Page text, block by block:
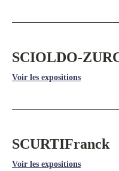
SCIOLDO-
Voir les expositions
SCURTIFranck
Voir les expositions